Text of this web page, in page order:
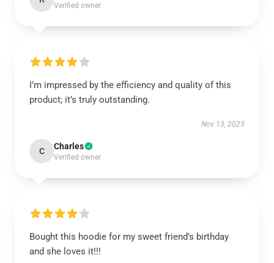
Verified owner
I’m impressed by the efficiency and quality of this
product; it’s truly outstanding.
Nov 13, 2025
C Charles
Verified owner
Bought this hoodie for my sweet friend’s birthday
and she loves it!!!